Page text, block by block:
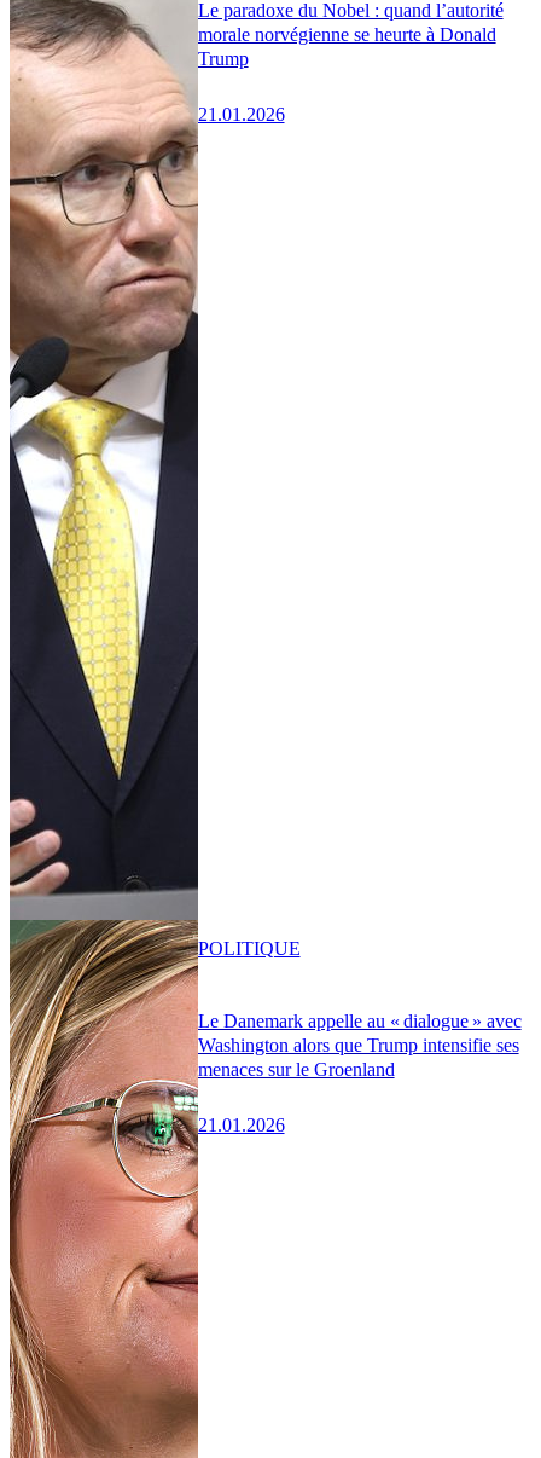
Le paradoxe du Nobel : quand l’autorité
morale norvégienne se heurte à Donald
Trump
21.01.2026
Le Danemark appelle au « dialogue » avec
Washington alors que Trump intensifie ses
menaces sur le Groenland
21.01.2026
POLITIQUE